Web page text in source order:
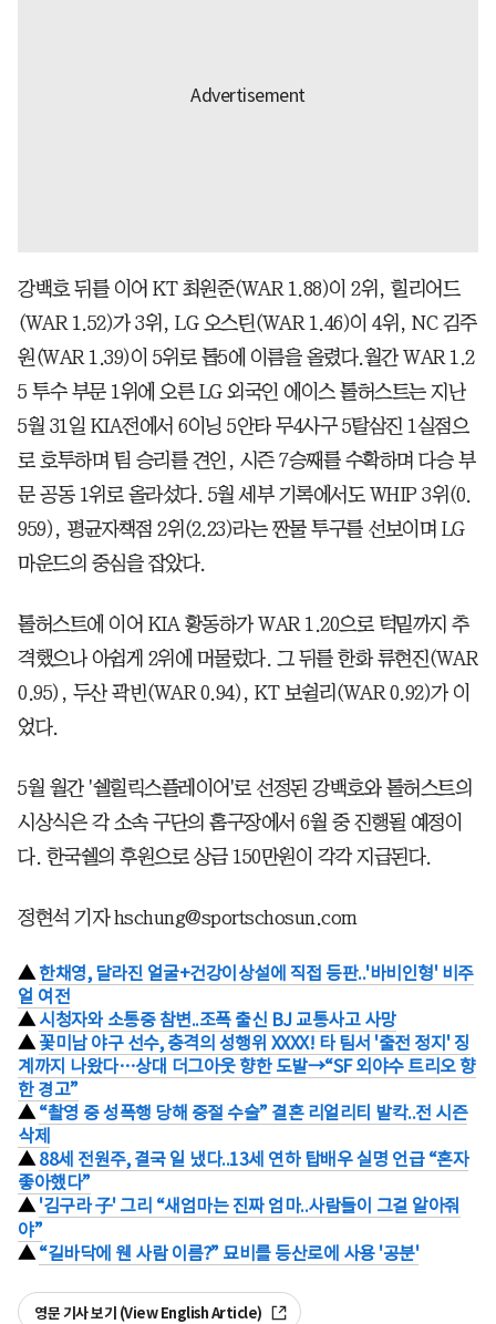
강백호 뒤를 이어 KT 최원준(WAR 1.88)이 2위, 힐리어드
(WAR 1.52)가 3위, LG 오스틴(WAR 1.46)이 4위, NC 김주
원(WAR 1.39)이 5위로 톱5에 이름을 올렸다.월간 WAR 1.2
5 투수 부문 1위에 오른 LG 외국인 에이스 톨허스트는 지난
5월 31일 KIA전에서 6이닝 5안타 무4사구 5탈삼진 1실점으
로 호투하며 팀 승리를 견인, 시즌 7승째를 수확하며 다승 부
문 공동 1위로 올라섰다. 5월 세부 기록에서도 WHIP 3위(0.
959), 평균자책점 2위(2.23)라는 짠물 투구를 선보이며 LG
마운드의 중심을 잡았다.
톨허스트에 이어 KIA 황동하가 WAR 1.20으로 턱밑까지 추
격했으나 아쉽게 2위에 머물렀다. 그 뒤를 한화 류현진(WAR
0.95), 두산 곽빈(WAR 0.94), KT 보쉴리(WAR 0.92)가 이
었다.
5월 월간 '쉘힐릭스플레이어'로 선정된 강백호와 톨허스트의
시상식은 각 소속 구단의 홈구장에서 6월 중 진행될 예정이
다. 한국쉘의 후원으로 상금 150만원이 각각 지급된다.
정현석 기자 hschung@sportschosun.com
▲한채영, 달라진 얼굴+건강이상설에 직접 등판..'바비인형' 비주
얼 여전
▲ 시청자와 소통중 참변..조폭 출신 BJ 교통사고 사망
▲ 꽃미남 야구 선수, 충격의 성행위 XXXX! 타 팀서 '출전 정지' 징
계까지 나왔다…상대 더그아웃 향한 도발→“SF 외야수 트리오 향
한 경고”
▲ “촬영 중 성폭행 당해 중절 수술” 결혼 리얼리티 발칵..전 시즌
삭제
▲ 88세 전원주, 결국 일 냈다..13세 연하 탑배우 실명 언급 “혼자
좋아했다”
▲ '김구라 子' 그리 “새엄마는 진짜 엄마..사람들이 그걸 알아줘
야”
▲ “길바닥에 웬 사람 이름?” 묘비를 등산로에 사용 '공분'
영문 기사 보기 (View English Article)